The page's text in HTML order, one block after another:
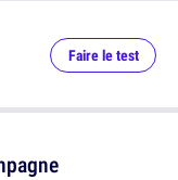
Faire le test